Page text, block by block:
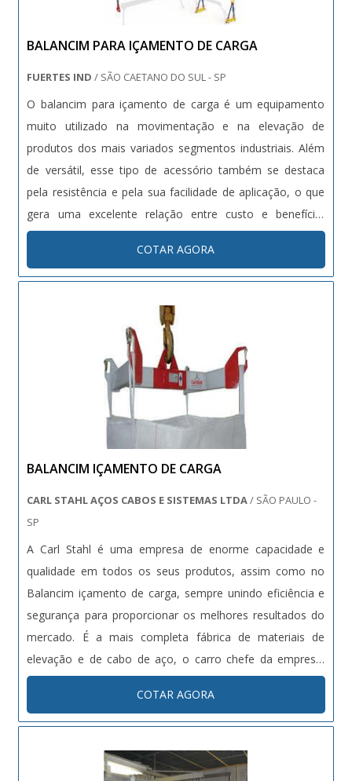
profissionais e instalações. Assim, conquistando a
confiança e a satisfação dos clientes, que são os maiores
objetivos da marca. A Bento Carrinhos é uma empresa
que tem sido apontada de forma positiva no mercado por
entrega com excelência para seus parceiros. Saiba mais
BALANCIM PARA IÇAMENTO DE CARGA
FUERTES IND / SÃO CAETANO DO SUL - SP
O balancim para içamento de carga é um equipamento
muito utilizado na movimentação e na elevação de
produtos dos mais variados segmentos industriais. Além
de versátil, esse tipo de acessório também se destaca
pela resistência e pela sua facilidade de aplicação, o que
gera uma excelente relação entre custo e benefício.
Funcionalidade O balancim para elevação de cargas
permite a elevação de materiais que precisam ser
movimentados, minimizando as ....
COTAR AGORA
BALANCIM IÇAMENTO DE CARGA
CARL STAHL AÇOS CABOS E SISTEMAS LTDA/ SÃO PAULO -
SP
A Carl Stahl é uma empresa de enorme capacidade e
qualidade em todos os seus produtos, assim como no
Balancim içamento de carga, sempre unindo eficiência e
segurança para proporcionar os melhores resultados do
mercado. É a mais completa fábrica de materiais de
elevação e de cabo de aço, o carro chefe da empresa.
Além do Balancim içamento de carga, são fabricados
também laços em cabos e correntes, conjuntos com
estes elementos, assim como outros ....
COTAR AGORA